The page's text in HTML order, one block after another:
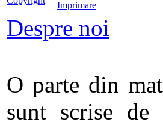
Despre noi
O parte din
sunt scrise de